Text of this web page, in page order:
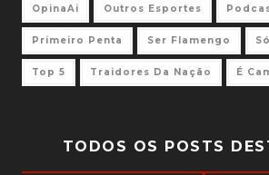
OpinaAi Outros Esportes
Primeiro Penta Ser Flamengo
Top 5 Traidores Da Nação É
TODOS OS POSTS